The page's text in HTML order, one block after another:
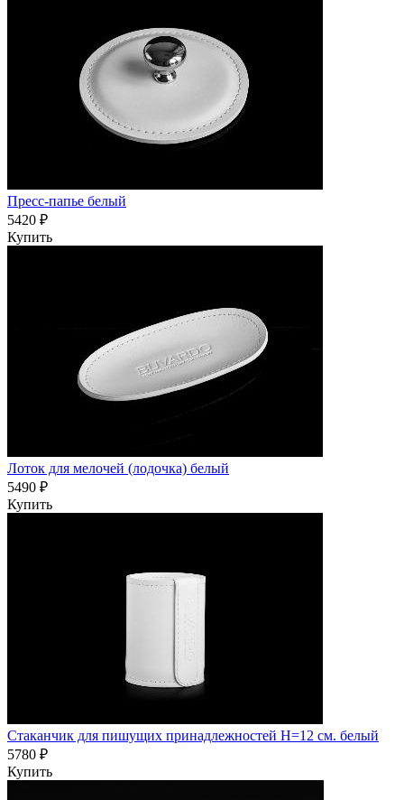
Пресс-папье белый
5420 ₽
Купить
Лоток для мелочей (лодочка) белый
5490 ₽
Купить
Стаканчик для пишущих принадлежностей H=12 см. белый
5780 ₽
Купить